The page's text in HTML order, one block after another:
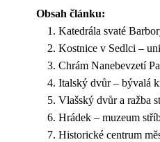
Obsah článku:
Katedrála svaté
Kostnice v Sedlci –
Chrám Nanebevzetí
Italský dvůr – bývalá
Vlašský dvůr a ražba
Hrádek – muzeum
Historické centrum